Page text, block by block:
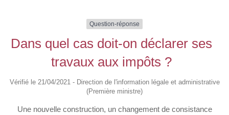
Question-réponse
Dans quel cas doit-on déclarer ses
travaux aux impôts ?
Vérifié le 21/04/2021 - Direction de l'information légale et administrative
(Première ministre)
Une nouvelle construction, un changement de consistance